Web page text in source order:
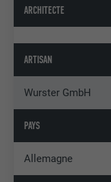
ARCHITECTE
ARTISAN
Wurster GmbH
PAYS
Allemagne